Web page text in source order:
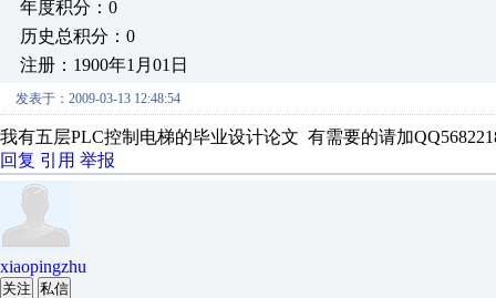
年度积分：0
历史总积分：0
注册：1900年1月01日
发表于：2009-03-13 12:48:54
我有五层PLC控制电梯的毕业设计论文 有需要的请加
回复 引用 举报
xiaopingzhu
关注 私信